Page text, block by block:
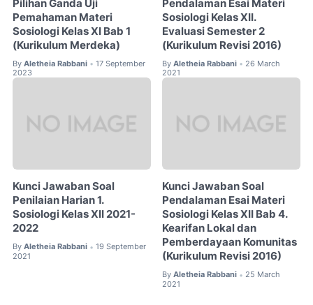
Pilihan Ganda Uji
Pemahaman Materi
Sosiologi Kelas XI Bab 1
(Kurikulum Merdeka)
By Aletheia Rabbani • 17 September
2023
Pendalaman Esai Materi
Sosiologi Kelas XII.
Evaluasi Semester 2
(Kurikulum Revisi 2016)
By Aletheia Rabbani • 26 March
2021
Kunci Jawaban Soal
Penilaian Harian 1.
Sosiologi Kelas XII 2021-
2022
By Aletheia Rabbani • 19 September
2021
Kunci Jawaban Soal
Pendalaman Esai Materi
Sosiologi Kelas XII Bab 4.
Kearifan Lokal dan
Pemberdayaan Komunitas
(Kurikulum Revisi 2016)
By Aletheia Rabbani • 25 March
2021